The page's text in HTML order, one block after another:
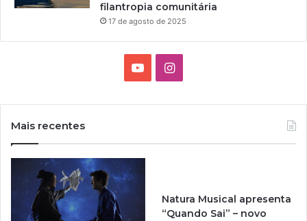
filantropia comunitária
17 de agosto de 2025
I
g
Mais recentes
Natura Musical apresenta
“Quando Sai” – novo